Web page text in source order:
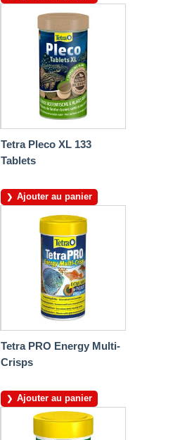
Tetra Pleco XL 133
Tablets
Ajouter au panier
Tetra PRO Energy Multi-
Crisps
Ajouter au panier